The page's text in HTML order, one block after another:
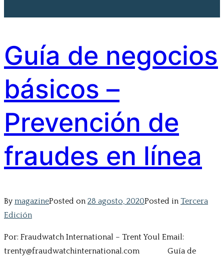
Guía de negocios
básicos –
Prevención de
fraudes en línea
By magazinePosted on 28 agosto, 2020Posted in Tercera
Edición
Por: Fraudwatch International – Trent Youl Email:
trenty@fraudwatchinternational.com Guía de